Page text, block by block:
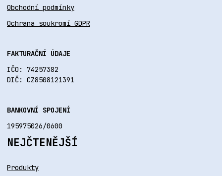
Obchodní podmínky
Ochrana soukromí GDPR
FAKTURAČNÍ ÚDAJE
IČO: 74257382
DIČ: CZ8508121391
BANKOVNÍ SPOJENÍ
195975026/0600
NEJČTENĚJŠÍ
Produkty